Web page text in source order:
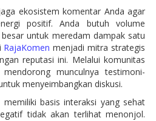
ekosistem komentar Anda agar
positif. Anda butuh volume
untuk meredam dampak satu
RajaKomen menjadi mitra strategis
reputasi ini. Melalui komunitas
munculnya testimoni-
menyeimbangkan diskusi.
basis interaksi yang sehat
tidak akan terlihat menonjol.